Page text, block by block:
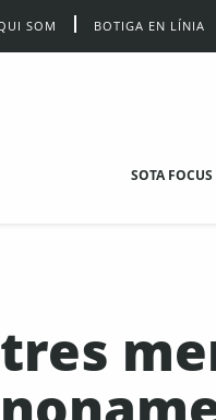
SOM BOTIGA EN LÍNIA
SOTA FOCUS